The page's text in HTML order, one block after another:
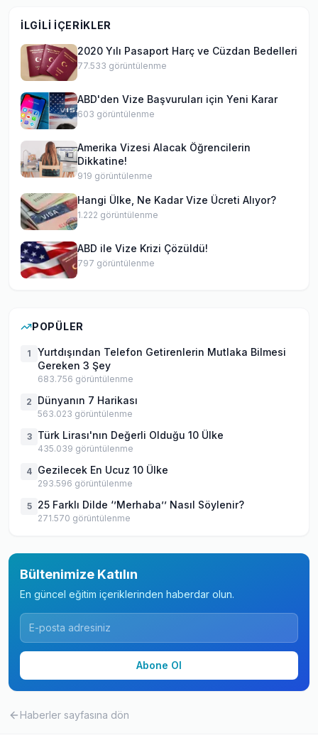
öğrencilere güvenilir bilgiler sunuyor.
İLGILI İÇERIKLER
2020 Yılı Pasaport Harç ve Cüzdan Bedelleri
77.533 görüntülenme
ABD'den Vize Başvuruları için Yeni Karar
603 görüntülenme
Amerika Vizesi Alacak Öğrencilerin
Dikkatine!
919 görüntülenme
Hangi Ülke, Ne Kadar Vize Ücreti Alıyor?
1.222 görüntülenme
ABD ile Vize Krizi Çözüldü!
797 görüntülenme
POPÜLER
1
Yurtdışından Telefon Getirenlerin Mutlaka Bilmesi
Gereken 3 Şey
683.756 görüntülenme
2 Dünyanın 7 Harikası
563.023 görüntülenme
3 Türk Lirası'nın Değerli Olduğu 10 Ülke
435.039 görüntülenme
4 Gezilecek En Ucuz 10 Ülke
293.596 görüntülenme
5 25 Farklı Dilde ‘’Merhaba’’ Nasıl Söylenir?
271.570 görüntülenme
Bültenimize Katılın
En güncel eğitim içeriklerinden haberdar olun.
Abone Ol
Haberler sayfasına dön